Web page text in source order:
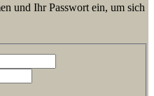
und Ihr Passwort ein, um sich